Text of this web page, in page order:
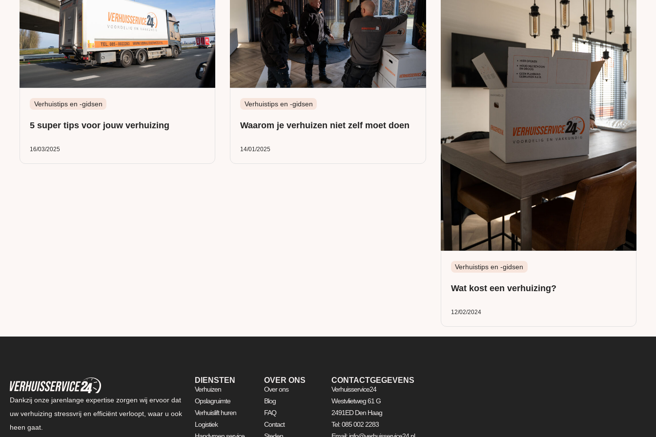
Verhuistips en -gidsen
5 super tips voor jouw verhuizing
16/03/2025
Verhuistips en -gidsen
Waarom je verhuizen niet zelf moet doen
14/01/2025
Verhuistips en -gidsen
Wat kost een verhuizing?
12/02/2024
Dankzij onze jarenlange expertise zorgen wij ervoor dat
uw verhuizing stressvrij en efficiënt verloopt, waar u ook
heen gaat.
DIENSTEN
Verhuizen
Opslagruimte
Verhuislift huren
Logistiek
OVER ONS
Over ons
Blog
FAQ
Contact
CONTACTGEGEVENS
Verhuisservice24
Westvlietweg 61 G
2491ED Den Haag
Tel: 085 002 2283